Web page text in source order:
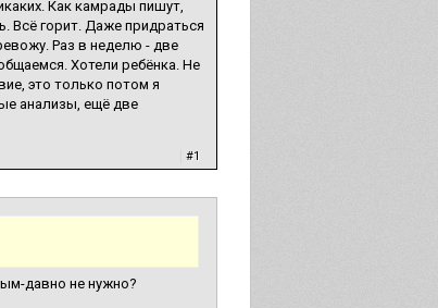
Как камрады пишут,
Всё горит. Даже придраться
Раз в неделю - две
Хотели ребёнка. Не
это только потом я
анализы, ещё две
#1
давно не нужно?